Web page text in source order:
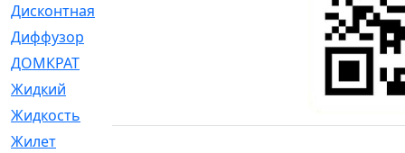
Дисконтная
Диффузор
ДОМКРАТ
Жидкий
Жидкость
Жилет